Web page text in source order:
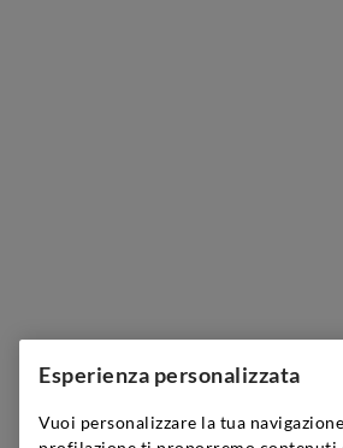
Esperienza personalizzata
Vuoi personalizzare la tua